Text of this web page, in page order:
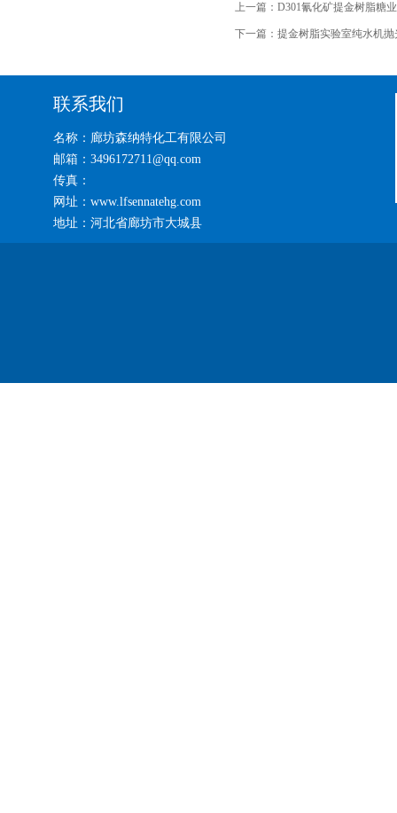
上一篇： D301氰化矿提金树脂糖
下一篇： 提金树脂实验室纯水机抛
联系我们
名称：廊坊森纳特化工有限公司
邮箱：3496172711@qq.com
传真：
网址：www.lfsennatehg.com
地址：河北省廊坊市大城县